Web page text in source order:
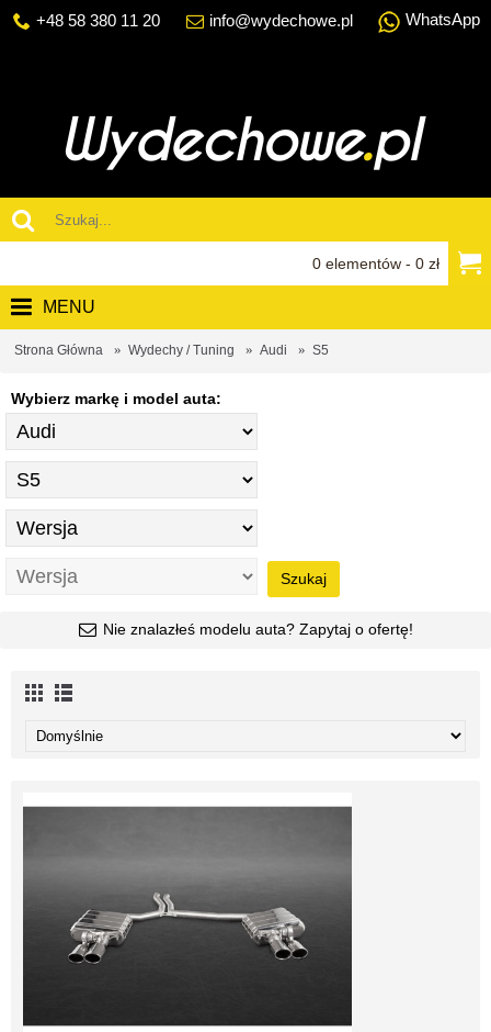
+48 58 380 11 20 info@wydechowe.pl WhatsApp
0 elementów - 0 zł
MENU
Strona Główna Wydechy / Tuning Audi S5
Wybierz markę i model auta:
Szukaj
Nie znalazłeś modelu auta? Zapytaj o ofertę!